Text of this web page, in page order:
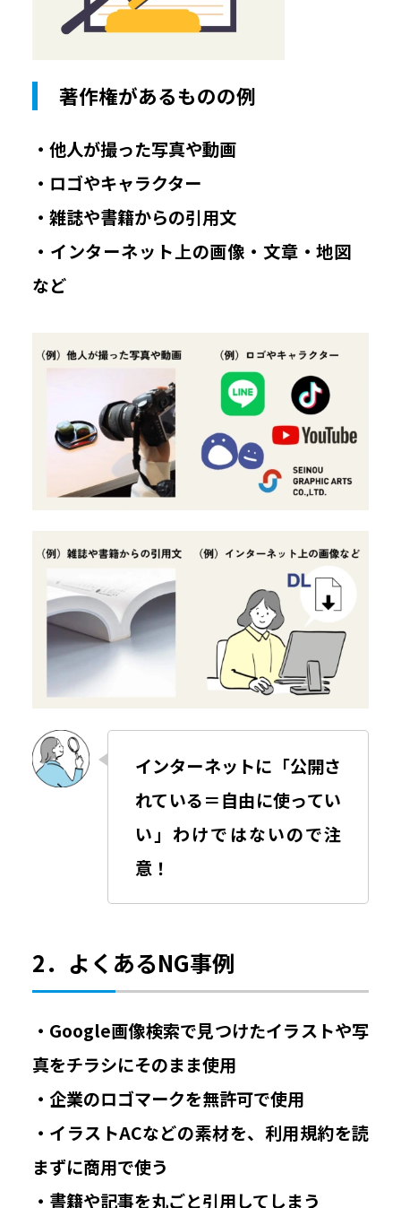
著作権があるものの例
・他人が撮った写真や動画
・ロゴやキャラクター
・雑誌や書籍からの引用文
・インターネット上の画像・文章・地図
など
インターネットに「公開さ
れている＝自由に使ってい
い」わけではないので注
意！
2．よくあるNG事例
・Google画像検索で見つけたイラストや写
真をチラシにそのまま使用
・企業のロゴマークを無許可で使用
・イラストACなどの素材を、利用規約を読
まずに商用で使う
・書籍や記事を丸ごと引用してしまう